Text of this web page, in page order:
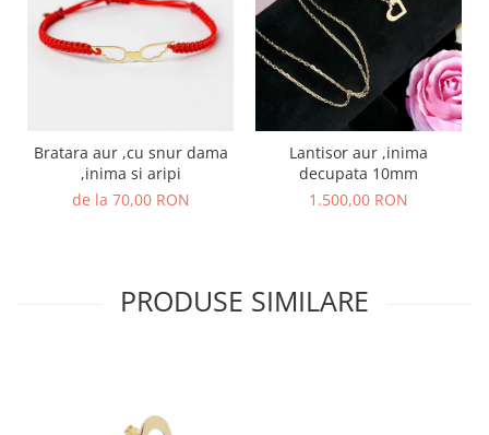
Bratara aur ,cu snur dama
,inima si aripi
de la 70,00 RON
Lantisor aur ,inima
decupata 10mm
1.500,00 RON
PRODUSE SIMILARE